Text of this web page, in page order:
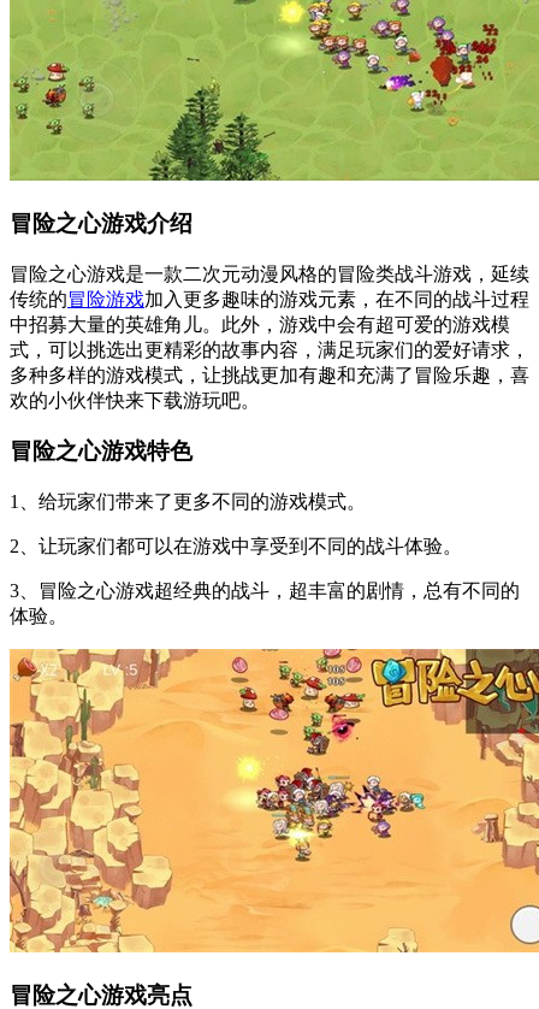
冒险之心游戏介绍
冒险之心游戏是一款二次元动漫风格的冒险类战斗游戏，延续
传统的冒险游戏加入更多趣味的游戏元素，在不同的战斗过程
中招募大量的英雄角儿。此外，游戏中会有超可爱的游戏模
式，可以挑选出更精彩的故事内容，满足玩家们的爱好请求，
多种多样的游戏模式，让挑战更加有趣和充满了冒险乐趣，喜
欢的小伙伴快来下载游玩吧。
冒险之心游戏特色
1、给玩家们带来了更多不同的游戏模式。
2、让玩家们都可以在游戏中享受到不同的战斗体验。
3、冒险之心游戏超经典的战斗，超丰富的剧情，总有不同的
体验。
冒险之心游戏亮点